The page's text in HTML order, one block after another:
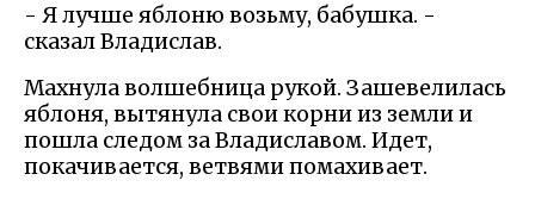
- Я лучше яблоню возьму, бабушка. -
сказал Владислав.
Махнула волшебница рукой. Зашевелилась
яблоня, вытянула свои корни из земли и
пошла следом за Владиславом. Идет,
покачивается, ветвями помахивает.